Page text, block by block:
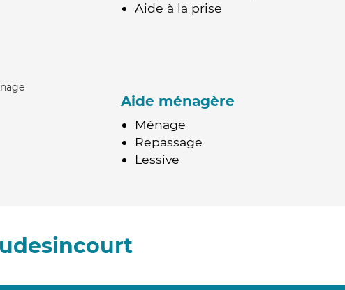
Aide à la prise
Aide ménagère
Ménage
Repassage
Lessive